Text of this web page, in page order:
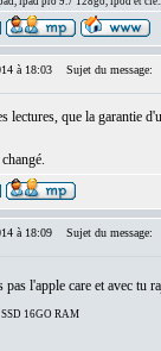
à 18:03 Sujet du message:
lectures, que la garantie
à 18:09 Sujet du message:
pas l'apple care et avec tu
16GO RAM